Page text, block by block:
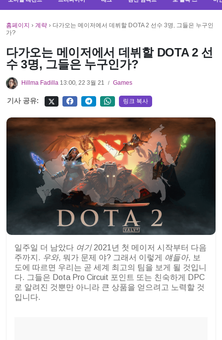
홈페이지 › 계략 › 다가오는 메이저에서 데뷔할 DOTA 2 선수 3명, 그들은 누구인
가?
다가오는 메이저에서 데뷔할 DOTA 2 선
수 3명, 그들은 누구인가?
Hillma Fadilla 13:00, 22 3월 21 / Games
기사 공유: 링크 복사
일주일 더 남았다 여기2021년 첫 메이저 시작부터 다음
주까지. 우와, 뭐가 문제 야? 그래서 이렇게 얘들아, 보
도에 따르면 우리는 곧 세계 최고의 팀을 보게 될 것입니
다. 그들은 Dota Pro Circuit 포인트 또는 친숙하게 DPC
로 알려진 것뿐만 아니라 큰 상품을 얻으려고 노력할 것
입니다.